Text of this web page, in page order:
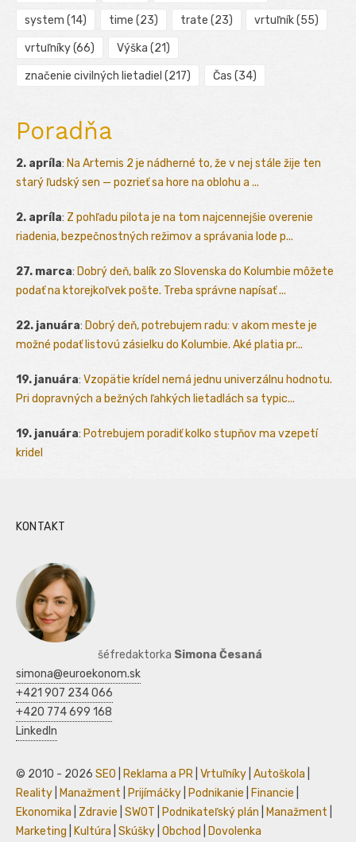
system (14) time (23) trate (23) vrtuľník(55)
vrtuľníky(66) Výška (21)
značenie civilných lietadiel (217) Čas (34)
Poradňa
2. apríla: Na Artemis 2 je nádherné to, že v nej stále žije ten
starý ľudský sen — pozrieť sa hore na oblohu a ...
2. apríla: Z pohľadu pilota je na tom najcennejšie overenie
riadenia, bezpečnostných režimov a správania lode p...
27. marca: Dobrý deň, balík zo Slovenska do Kolumbie môžete
podať na ktorejkoľvek pošte. Treba správne napísať ...
22. januára: Dobrý deň, potrebujem radu: v akom meste je
možné podať listovú zásielku do Kolumbie. Aké platia pr...
19. januára: Vzopätie krídel nemá jednu univerzálnu hodnotu.
Pri dopravných a bežných ľahkých lietadlách sa typic...
19. januára: Potrebujem poradiť kolko stupňov ma vzepetí
kridel
KONTAKT
šéfredaktorka Simona Česaná
simona@euroekonom.sk
+421 907 234 066
+420 774 699 168
LinkedIn
© 2010 - 2026 SEO Reklama a PR Vrtuľníky Autoškola
Reality
Manažment Prijímáčky Podnikanie Financie
Ekonomika
Zdravie SWOT Podnikateľský plán Manažment
Marketing
Kultúra Skúšky Obchod Dovolenka